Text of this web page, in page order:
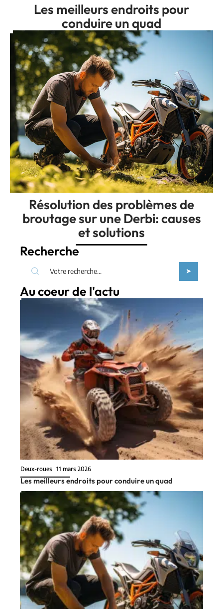
Les meilleurs endroits pour
conduire un quad
Résolution des problèmes de
broutage sur une Derbi: causes
et solutions
Recherche
Au coeur de l'actu
Deux-roues 11 mars 2026
Les meilleurs endroits pour conduire un quad